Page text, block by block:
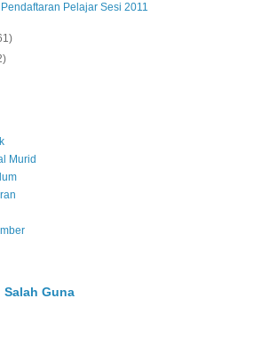
Pelajar Sesi 2011
Murid
Guna